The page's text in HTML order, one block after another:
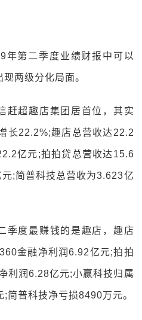
年第二季度业绩财报中可以
两级分化局面。
赶超趣店集团居首位，其实
长22.2%;趣店总营收达22.2
亿元;拍拍贷总营收达15.6
;简普科技总营收为3.623亿
季度最赚钱的是趣店，趣店
金融净利润6.92亿元;拍拍
利润6.28亿元;小赢科技归属
简普科技净亏损8490万元。